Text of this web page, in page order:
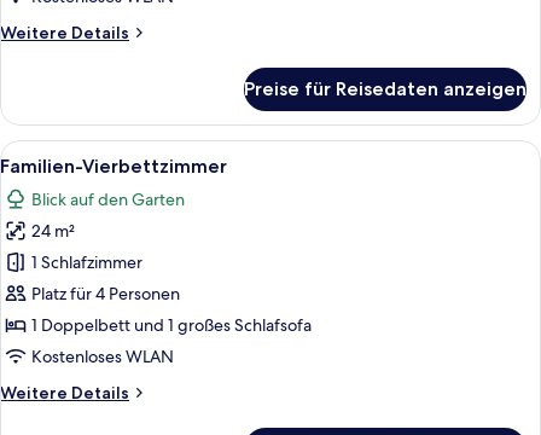
anzeigen
Weitere Details
Weitere
(2
adults
and
child)
Preise für Reisedaten anzeigen
Alle
Fotos
für
Familien-
Vierbettzimmer
anzeigen
Ein Hotelzimmer mit zwei Betten,
6
Familien-Vierbettzimmer
Blick auf den Garten
24 m²
1 Schlafzimmer
Platz für 4 Personen
1 Doppelbett und 1 großes Schlafsofa
Kostenloses WLAN
Weitere Details
Weitere